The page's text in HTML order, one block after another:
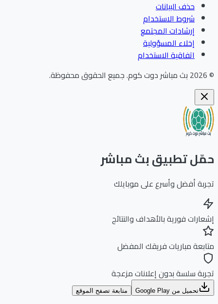
حذف البيانات
شروط الاستخدام
إرشادات المجتمع
إخلاء المسؤولية
اتفاقية الاستخدام
بث مباشر دوت كوم.جميع الحقوق محفوظة.
تطبيق بث مباشر
أفضل وأسرع على موبايلك
فورية بالأهداف والنتائج
مباريات فريقك المفضل
سلسة بدون إعلانات مزعجة
تحميل من Google Play متابعة تصفح الموقع